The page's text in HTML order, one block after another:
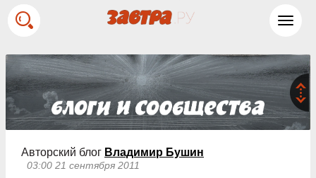
Авторский блог Владимир Бушин
03:00 21 сентября 2011